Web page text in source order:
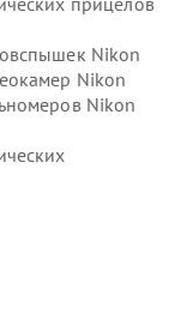
Nikon
Nikon
Nikon